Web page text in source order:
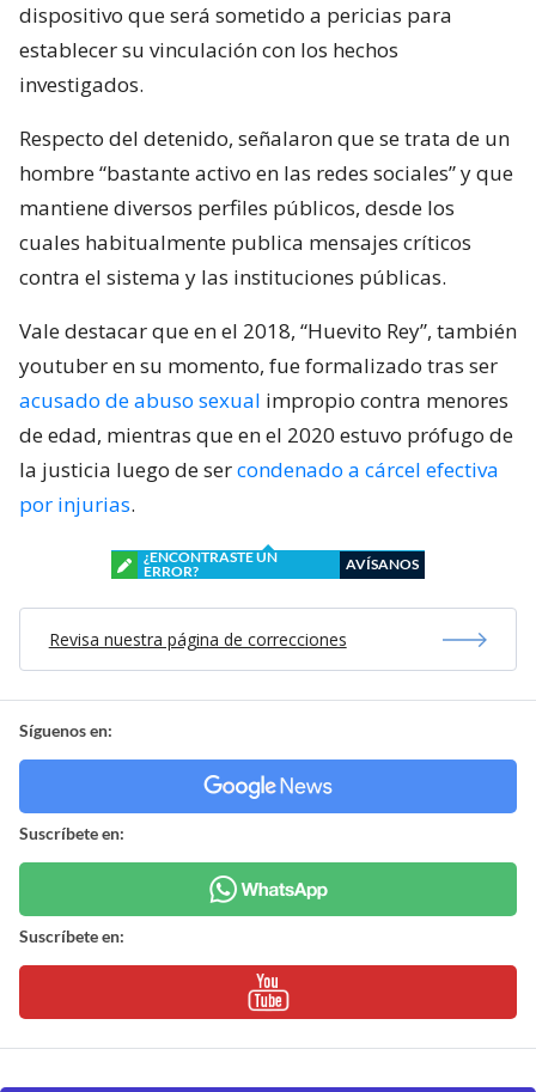
dispositivo que será sometido a pericias para
establecer su vinculación con los hechos
investigados.
Respecto del detenido, señalaron que se trata de un
hombre “bastante activo en las redes sociales” y que
mantiene diversos perfiles públicos, desde los
cuales habitualmente publica mensajes críticos
contra el sistema y las instituciones públicas.
Vale destacar que en el 2018, “Huevito Rey”, también
youtuber en su momento, fue formalizado tras ser
acusado de abuso sexual impropio contra menores
de edad, mientras que en el 2020 estuvo prófugo de
la justicia luego de sercondenado a cárcel efectiva
por injurias.
¿ENCONTRASTE UN
ERROR?
AVÍSANOS
Revisa nuestra página de correcciones
Síguenos en:
Suscríbete en:
Suscríbete en: